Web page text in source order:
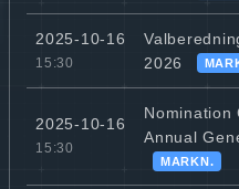
2025-10-16
15:30
2026
2025-10-16
15:30
Nomination
Annual
MARKN.